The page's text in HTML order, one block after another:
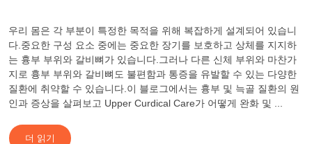
우리 몸은 각 부분이 특정한 목적을 위해 복잡하게 설계되어 있습니
다.중요한 구성 요소 중에는 중요한 장기를 보호하고 상체를 지지하
는 흉부 부위와 갈비뼈가 있습니다.그러나 다른 신체 부위와 마찬가
지로 흉부 부위와 갈비뼈도 불편함과 통증을 유발할 수 있는 다양한
질환에 취약할 수 있습니다.이 블로그에서는 흉부 및 늑골 질환의 원
인과 증상을 살펴보고 Upper Curdical Care가 어떻게 완화 및 ...
더 읽기